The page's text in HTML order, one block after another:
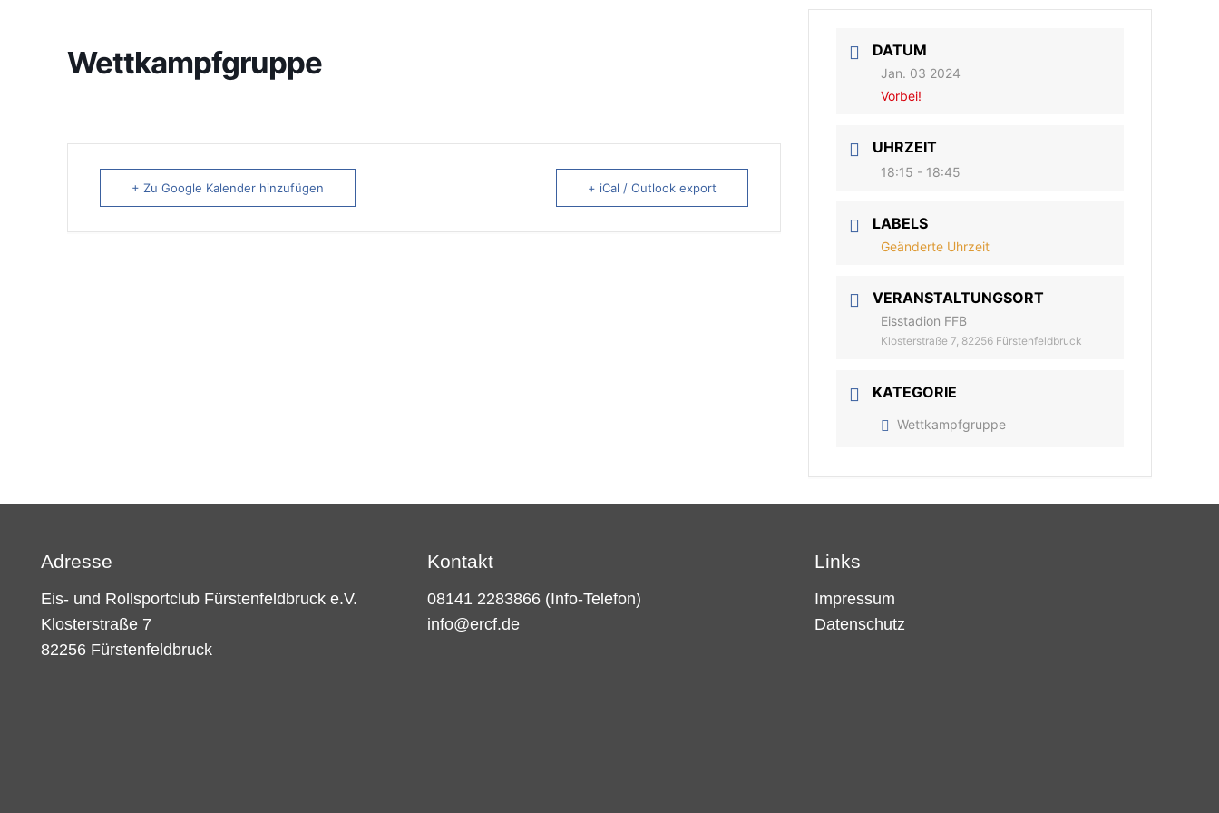
Wettkampfgruppe
+ Zu Google Kalender hinzufügen + iCal / Outlook export
DATUM
Jan. 03 2024
Vorbei!
UHRZEIT
18:15 - 18:45
LABELS
Geänderte Uhrzeit
VERANSTALTUNGSORT
Eisstadion FFB
Klosterstraße 7, 82256 Fürstenfeldbruck
KATEGORIE
Wettkampfgruppe
Adresse
Eis- und Rollsportclub Fürstenfeldbruck e.V.
Klosterstraße 7
82256 Fürstenfeldbruck
Kontakt
08141 2283866 (Info-Telefon)
info@ercf.de
Links
Impressum
Datenschutz